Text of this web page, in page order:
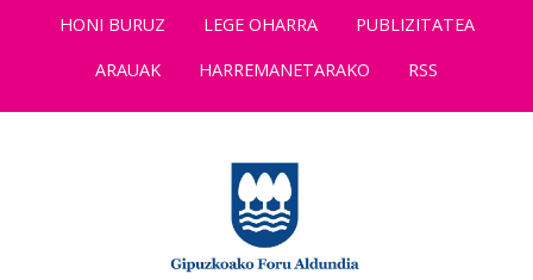
HONI BURUZ LEGE OHARRA
PUBLIZITATEA
ARAUAK
HARREMANETARAKO RSS